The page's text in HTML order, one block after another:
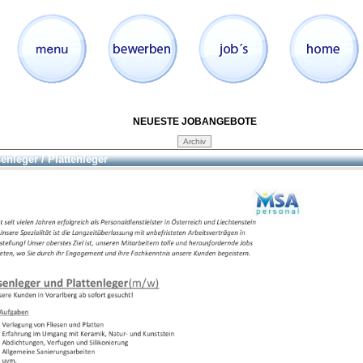
NEUESTE JOBANGEBOTE
/ Plattenleger